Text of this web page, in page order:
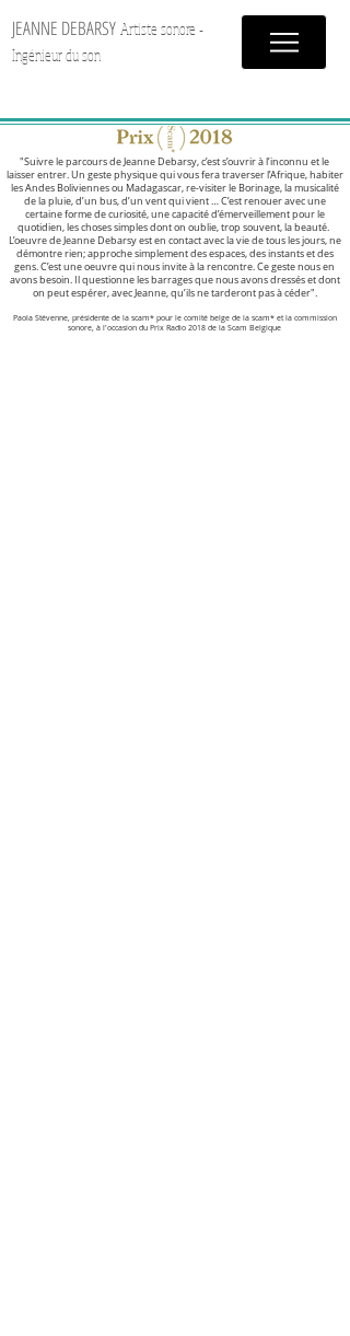
JEANNE DEBARSY Artiste sonore -
Ingénieur du son
"Suivre le parcours de Jeanne Debarsy, c’est s’ouvrir à l’inconnu et le
laisser entrer. Un geste physique qui vous fera traverser l’Afrique, habiter
les Andes Boliviennes ou Madagascar, re-visiter le Borinage, la musicalité
de la pluie, d’un bus, d’un vent qui vient … C’est renouer avec une
certaine forme de curiosité, une capacité d’émerveillement pour le
quotidien, les choses simples dont on oublie, trop souvent, la beauté.
L’oeuvre de Jeanne Debarsy est en contact avec la vie de tous les jours, ne
démontre rien; approche simplement des espaces, des instants et des
gens. C’est une oeuvre qui nous invite à la rencontre. Ce geste nous en
avons besoin. Il questionne les barrages que nous avons dressés et dont
on peut espérer, avec Jeanne, qu’ils ne tarderont pas à céder".
Paola Stévenne, présidente de la scam* pour le comité belge de la scam* et la commission
sonore, à l'occasion du Prix Radio 2018 de la Scam Belgique